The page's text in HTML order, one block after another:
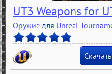
UT3 Weapons for
Оружие для Unreal